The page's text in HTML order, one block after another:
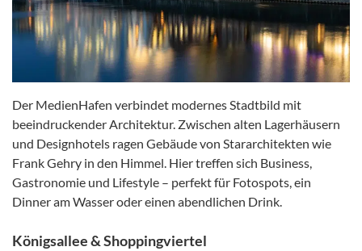
Der MedienHafen verbindet modernes Stadtbild mit
beeindruckender Architektur. Zwischen alten Lagerhäusern
und Designhotels ragen Gebäude von Stararchitekten wie
Frank Gehry in den Himmel. Hier treffen sich Business,
Gastronomie und Lifestyle – perfekt für Fotospots, ein
Dinner am Wasser oder einen abendlichen Drink.
Königsallee & Shoppingviertel